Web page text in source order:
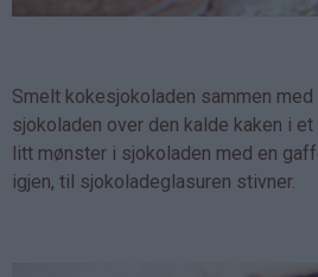
Smelt kokesjokoladen sammen
sjokoladen over den kalde kaken i
litt mønster i sjokoladen med en
igjen, til sjokoladeglasuren stivner.